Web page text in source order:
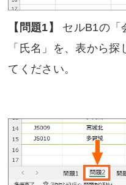
【問題1】
セルB1の「
「氏名」を、表から
てください。